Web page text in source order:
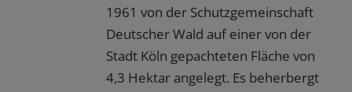
1961 von der Schutzgemeinschaft
Deutscher Wald auf einer von der
Stadt Köln gepachteten Fläche von
4,3 Hektar angelegt. Es beherbergt